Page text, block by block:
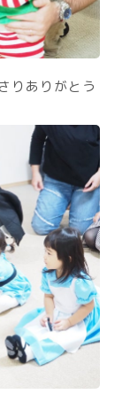
りありがとう